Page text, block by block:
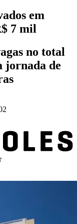
em
7 mil
no total
jornada de